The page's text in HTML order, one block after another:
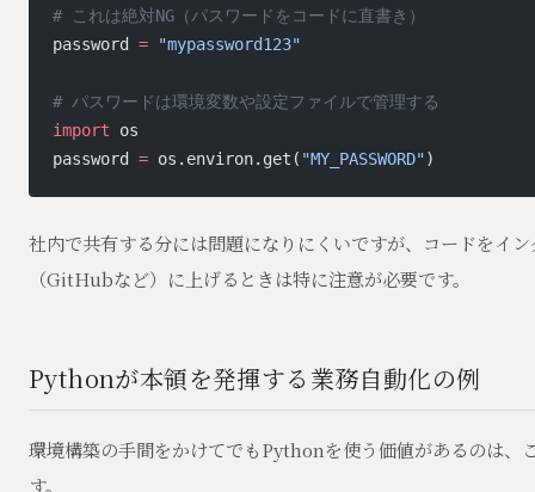
# これは絶対NG（パスワードをコードに直書き）
password = "mypassword123"
# パスワードは環境変数や設定ファイルで管理する
import os
password = os.environ.get( "MY_PASSWORD")
社内で共有する分には問題になりにくいですが、コードをイン
（GitHubなど）に上げるときは特に注意が必要です。
Pythonが本領を発揮する業務自動化の例
環境構築の手間をかけてでもPythonを使う価値があるのは、
す。